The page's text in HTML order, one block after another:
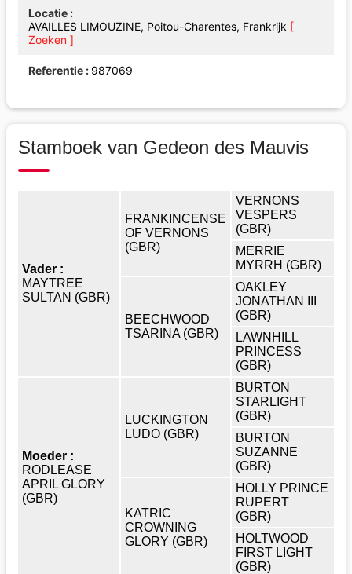
Locatie
AVAILLES LIMOUZINE, Poitou-Charentes, Frankrijk [
Zoeken ]
Referentie 987069
Stamboek van Gedeon des Mauvis
Vader :
MAYTREE
SULTAN (GBR)
FRANKINCENSE
OF VERNONS
(GBR)
VERNONS
VESPERS
(GBR)
MERRIE
MYRRH (GBR)
BEECHWOOD
TSARINA (GBR)
OAKLEY
JONATHAN III
(GBR)
LAWNHILL
PRINCESS
(GBR)
Moeder :
RODLEASE
APRIL GLORY
(GBR)
LUCKINGTON
LUDO (GBR)
BURTON
STARLIGHT
(GBR)
BURTON
SUZANNE
(GBR)
KATRIC
CROWNING
GLORY (GBR)
HOLLY PRINCE
RUPERT
(GBR)
HOLTWOOD
FIRST LIGHT
(GBR)